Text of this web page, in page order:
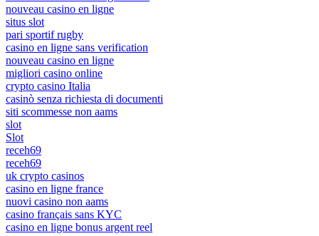
nouveau casino en ligne
situs slot
pari sportif rugby
casino en ligne sans verification
nouveau casino en ligne
migliori casino online
crypto casino Italia
casinò senza richiesta di documenti
siti scommesse non aams
slot
Slot
receh69
receh69
uk crypto casinos
casino en ligne france
nuovi casino non aams
casino français sans KYC
casino en ligne bonus argent reel